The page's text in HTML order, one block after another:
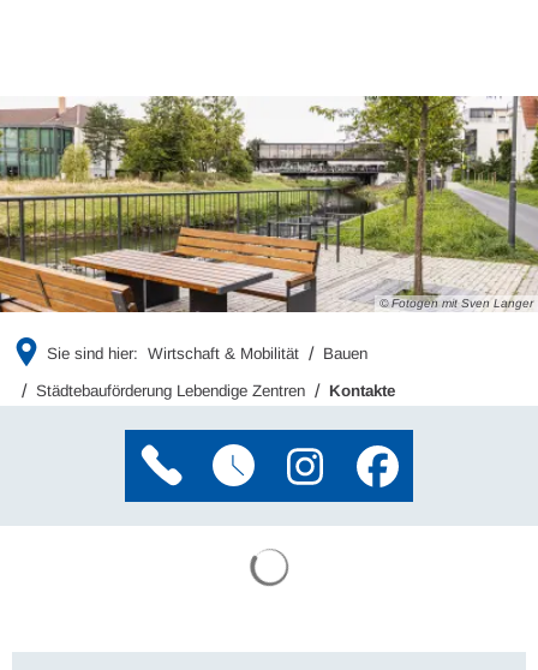
© Fotogen mit Sven Langer
Sie sind hier: Wirtschaft & Mobilität Bauen
Städtebauförderung Lebendige Zentren Kontakte